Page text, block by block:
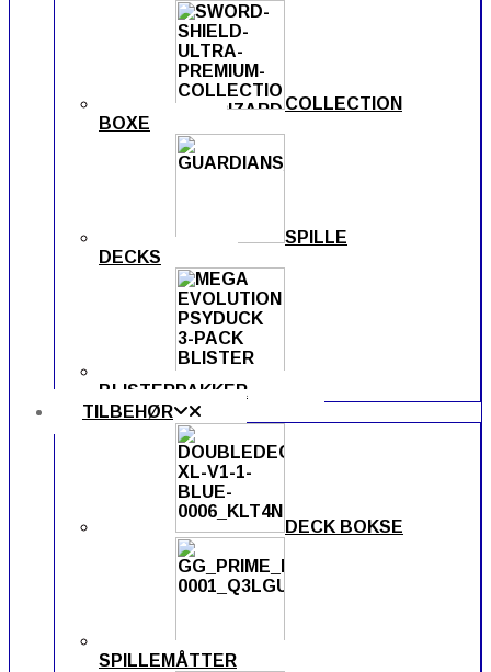
COLLECTION
BOXE
SPILLE
DECKS
BLISTERPAKKER
TILBEHØR
DECK BOKSE
SPILLEMÅTTER